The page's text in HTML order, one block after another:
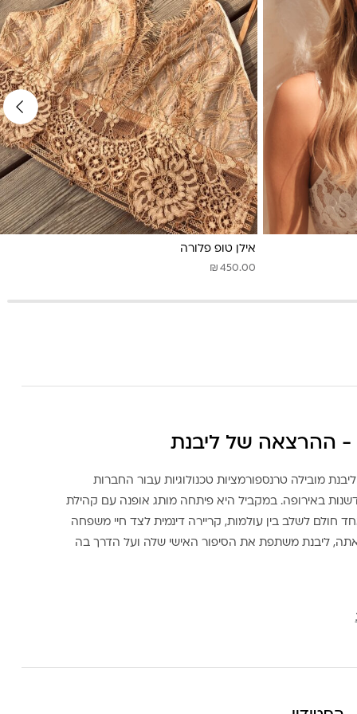
אילן טופ פלורה
₪ 450.00
- ההרצאה של ליבנת
מובילה טרנספורמציות טכנולוגיות עבור החברות
באירופה. במקביל היא פיתחה מותג אופנה עם קהילת
חולם לשלב בין עולמות, קריירה דינמית לצד חיי משפחה
ליבנת משתפת את הסיפור האישי שלה ועל הדרך בה